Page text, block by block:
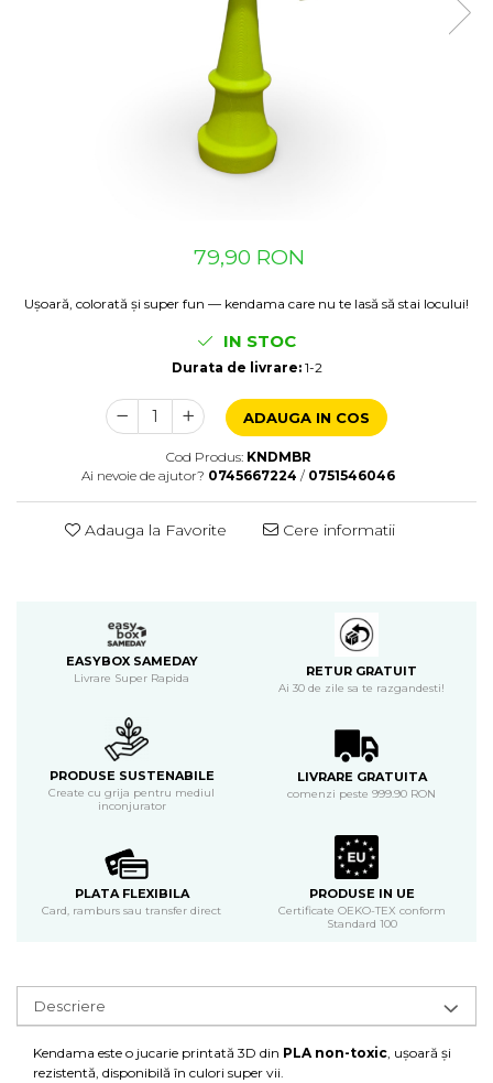
79,90 RON
Ușoară, colorată și super fun — kendama care nu te lasă să stai locului!
IN STOC
Durata de livrare:1-2
ADAUGA IN COS
Cod Produs: KNDMBR
Ai nevoie de ajutor? 0745667224 / 0751546046
Adauga la Favorite Cere informatii
EASYBOX SAMEDAY
Livrare Super Rapida RETUR GRATUIT
Ai 30 de zile sa te razgandesti!
PRODUSE SUSTENABILE
Create cu grija pentru mediul
inconjurator
LIVRARE GRATUITA
comenzi peste 999.90 RON
PLATA FLEXIBILA
Card, ramburs sau transfer direct
PRODUSE IN UE
Certificate OEKO-TEX conform
Standard 100
Descriere
Kendama este o jucarie printată 3D din PLA non-toxic, ușoară și
rezistentă, disponibilă în culori super vii.